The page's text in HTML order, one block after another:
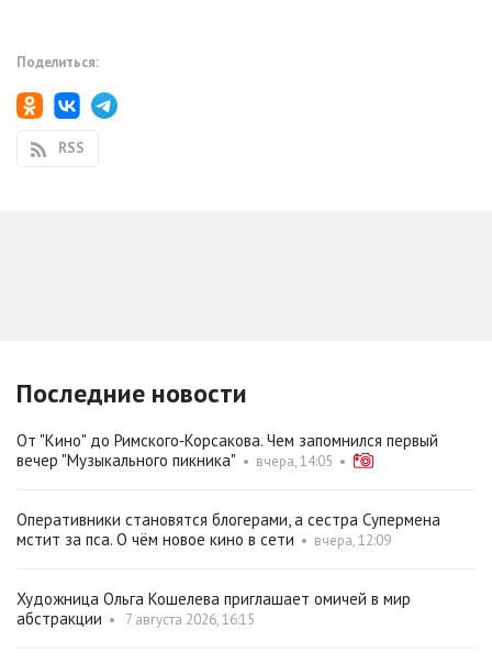
Поделиться:
RSS
Последние новости
От "Кино" до Римского‑Корсакова. Чем запомнился первый
вечер "Музыкального пикника" • вчера, 14:05 •
Оперативники становятся блогерами, а сестра Супермена
мстит за пса. О чём новое кино в сети • вчера, 12:09
Художница Ольга Кошелева приглашает омичей в мир
абстракции • 7 августа 2026, 16:15